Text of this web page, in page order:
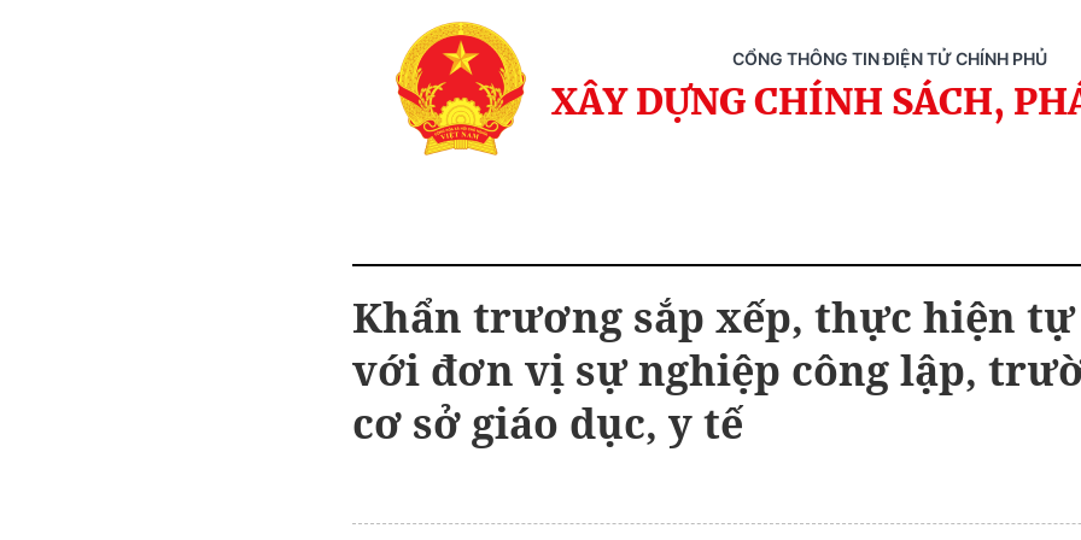
CỔNG THÔNG TIN ĐIỆN TỬ CHÍNH PHỦ
XÂY DỰNG CHÍNH SÁCH,
Khẩn trương sắp xếp, thực hiện
với đơn vị sự nghiệp công lập,
cơ sở giáo dục, y tế